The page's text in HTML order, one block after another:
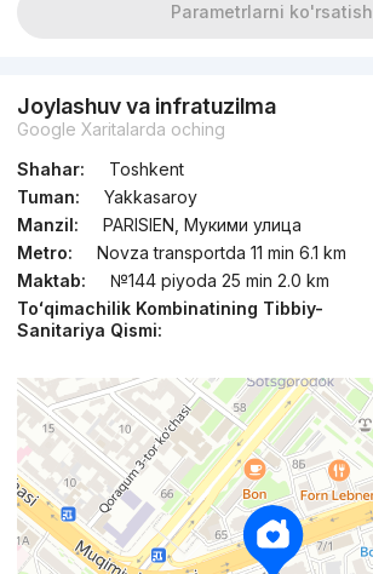
Parametrlarni ko'rsatish
Joylashuv va infratuzilma
Google Xaritalarda oching
Shahar:
Toshkent
Tuman:
Yakkasaroy
Manzil:
PARISIEN, Мукими улица
Metro:
Novza transportda 11 min 6.1 km
Maktab:
№144 piyoda 25 min 2.0 km
Toʻqimachilik Kombinatining Tibbiy-
Sanitariya Qismi: